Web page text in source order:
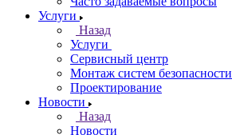
Услуги
Назад
Услуги
Сервисный центр
Монтаж систем безопасности
Проектирование
Новости
Назад
Новости